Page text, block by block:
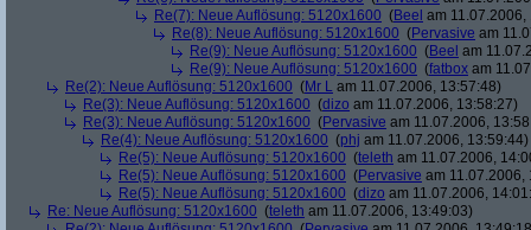
Re(7): Neue Auflösung: 5120x1600 (Beel am 11.07.2006,
Re(8): Neue Auflösung: 5120x1600 (Pervasive am
Re(9): Neue Auflösung: 5120x1600 (Beel am
Re(9): Neue Auflösung: 5120x1600 (fatbox am
Re(2): Neue Auflösung: 5120x1600 (Mr L am 11.07.2006, 13:57:48)
Re(3): Neue Auflösung: 5120x1600 (dizo am 11.07.2006, 13:58:27)
Re(3): Neue Auflösung: 5120x1600 (Pervasive am 11.07.2006,
Re(4): Neue Auflösung: 5120x1600 (phj am 11.07.2006, 13:59:44)
Re(5): Neue Auflösung: 5120x1600 (teleth am 11.07.2006,
Re(5): Neue Auflösung: 5120x1600 (Pervasive am 11.07.2006,
Re(5): Neue Auflösung: 5120x1600 (dizo am 11.07.2006,
Re: Neue Auflösung: 5120x1600 (teleth am 11.07.2006, 13:49:03)